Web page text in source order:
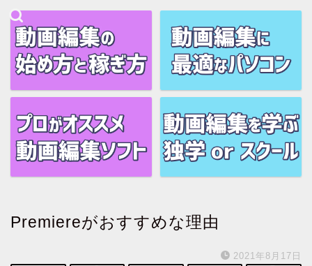
Premiereがおすすめな理由
2021年8月17日